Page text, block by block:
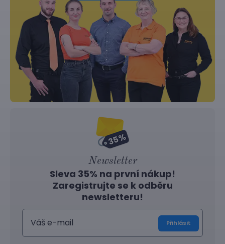
Newsletter
Sleva 35% na první nákup!
Zaregistrujte se k odběru
newsletteru!
Přihlásit